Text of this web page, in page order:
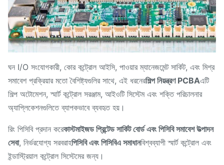
ঘন I/O সংযোগকারী, কোর কন্ট্রোল আইসি, পাওয়ার ম্যানেজমেন্ট সার্কিট, এবং মিশ্র
সমাবেশ প্রক্রিয়ার মতো বৈশিষ্ট্যগুলির সাথে, এই ধরনেরশিল্প নিয়ন্ত্রণ PCBAএটি
শিল্প অটোমেশন, স্মার্ট কন্ট্রোল সরঞ্জাম, আইওটি সিস্টেম এবং শক্তি পরিচালনার
অ্যাপ্লিকেশনগুলিতে ব্যাপকভাবে ব্যবহৃত হয়।
রিং পিসিবি প্রদান করেকাস্টমাইজড প্রিন্টেড সার্কিট বোর্ড এবং পিসিবি সমাবেশ উত্পাদন
সেবা, নির্ভরযোগ্য সরবরাহপিসিবি এবং পিসিবিএ সমাধানবিশ্বব্যাপী স্মার্ট কন্ট্রোল এবং
ইন্ডাস্ট্রিয়াল কন্ট্রোল সিস্টেমের জন্য।